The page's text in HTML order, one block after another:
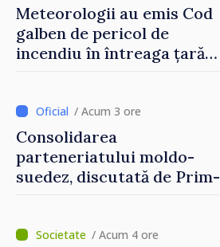
Meteorologii au emis Cod
galben de pericol de
incendiu în întreaga țară
/ Acum 3 ore
Consolidarea
parteneriatului moldo-
suedez, discutată de Prim-
Petra Lärke/ Acum 4 ore